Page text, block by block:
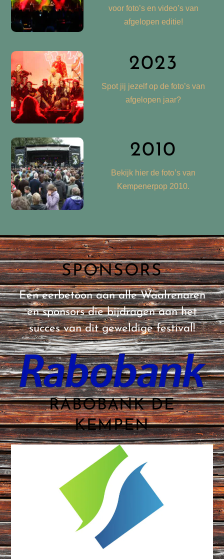
voor foto’s en video’s van
afgelopen editie!
2023
Spot jij jezelf op de foto’s van
afgelopen jaar?
2010
Bekijk hier de foto’s van
Kempenerpop 2010.
SPONSORS
Een eerbetoon aan alle Waalrenaren
en sponsors die bijdragen aan het
succes van dit geweldige festival!
RABOBANK DE
KEMPEN